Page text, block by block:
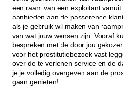
een raam van een exploitant
aanbieden aan de passerende
als je gebruik wil maken van
van wat jouw wensen zijn. Vooraf
bespreken met de door jou
voor het prostitutiebezoek vast
over de te verlenen service en de
je je volledig overgeven aan de
gaan genieten!